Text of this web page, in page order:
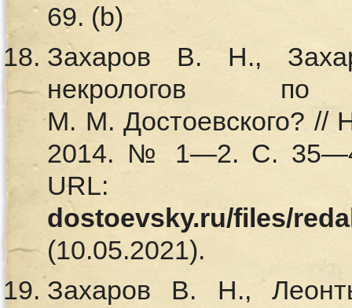
69. (b)
Захаров В. Н.,
некрологов
М. М. Достоевского? //
2014. № 1—2. С.
dostoevsky.ru/files/
(10.05.2021).
Захаров В. Н.,